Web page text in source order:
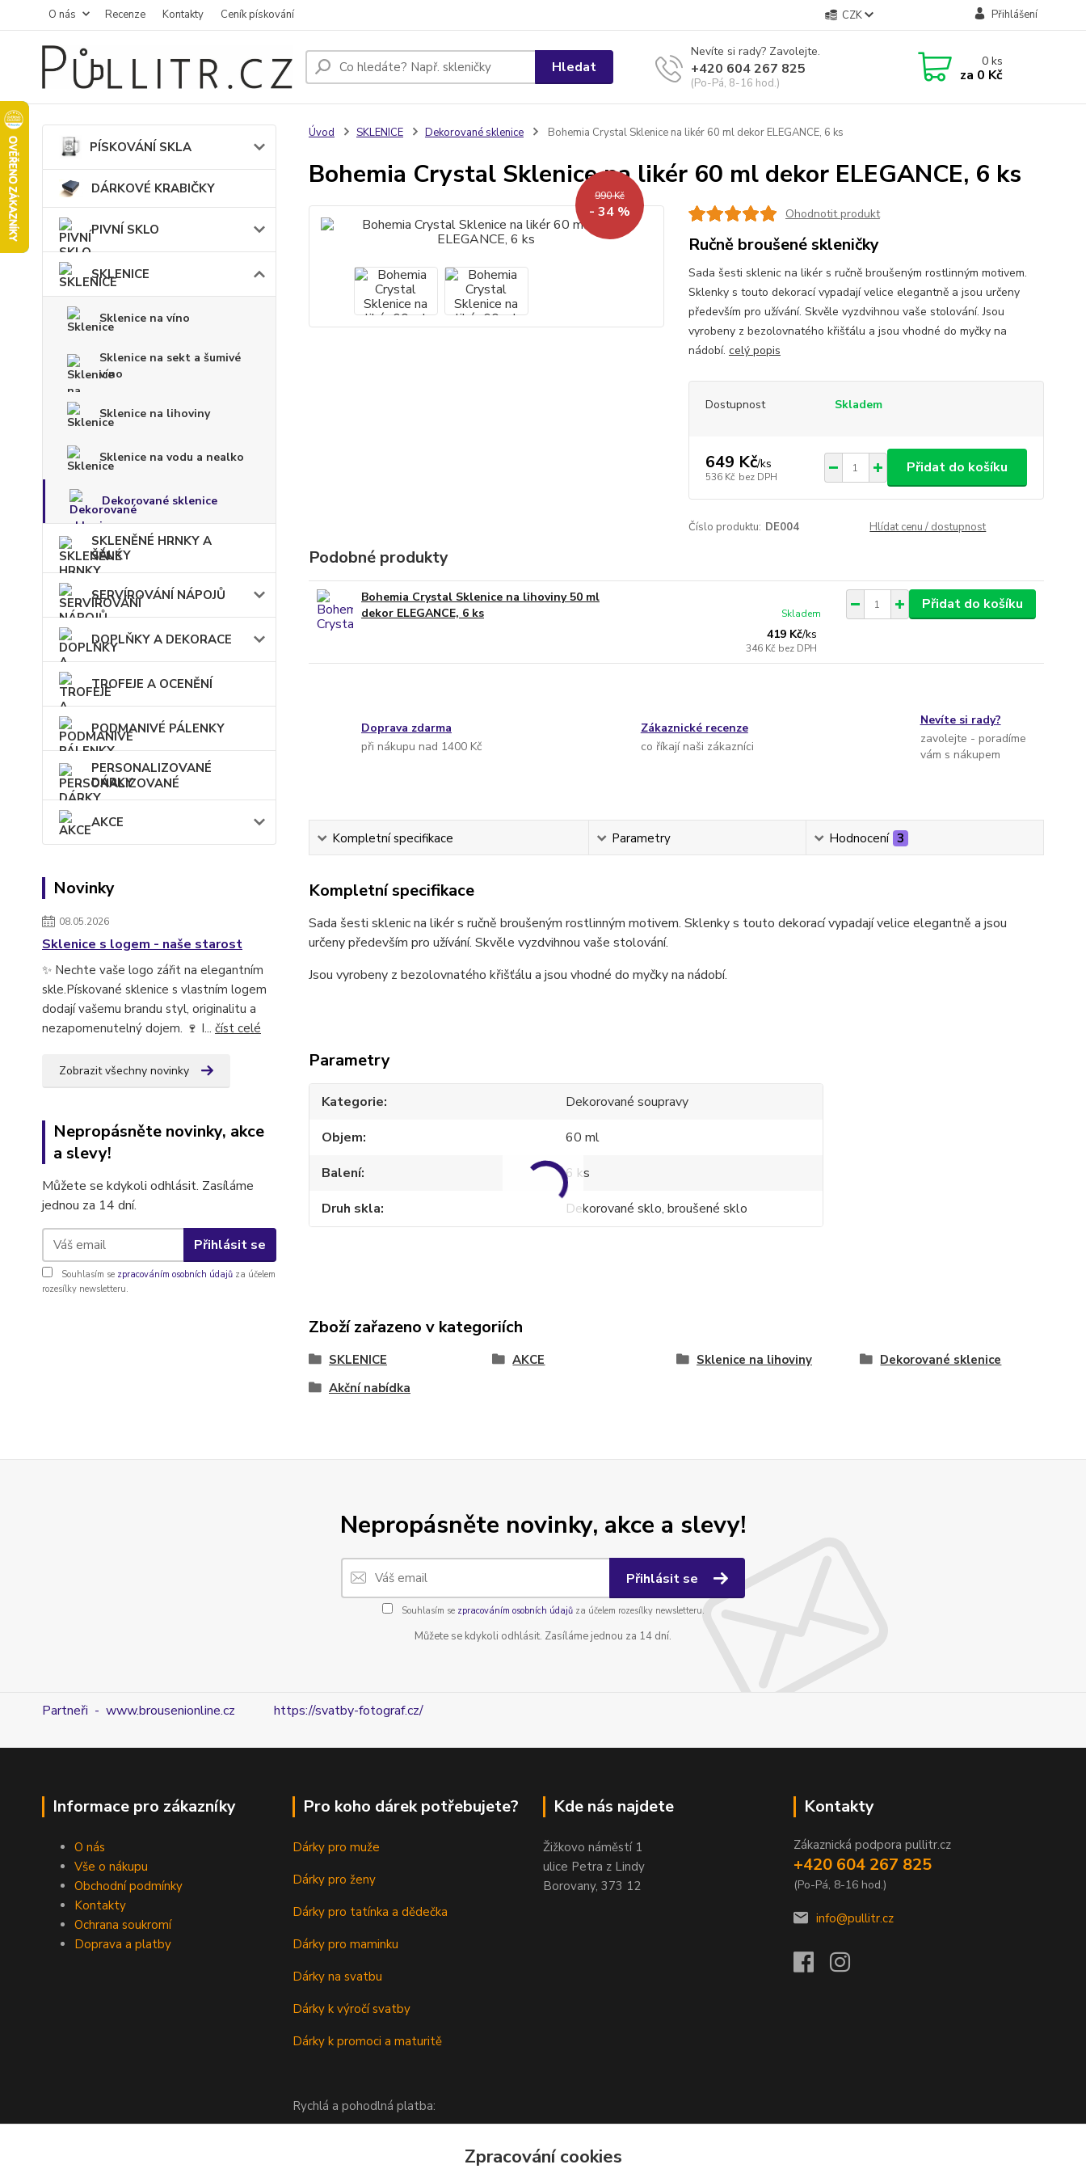
O nás Recenze Kontakty Ceník pískování CZK Přihlášení
Hledat
Nevíte si rady? Zavolejte.
+420 604 267 825
(Po-Pá, 8-16 hod.)
0ks
za 0 Kč
PÍSKOVÁNÍ SKLA
DÁRKOVÉ KRABIČKY
PIVNÍ SKLO
SKLENICE
Sklenice na víno
Sklenice na sekt a šumivé
víno
Sklenice na lihoviny
Sklenice na vodu a nealko
Dekorované sklenice
SKLENĚNÉ HRNKY A
ŠÁLKY
SERVÍROVÁNÍ NÁPOJŮ
DOPLŇKY A DEKORACE
TROFEJE A OCENĚNÍ
PODMANIVÉ PÁLENKY
PERSONALIZOVANÉ
DÁRKY
AKCE
Novinky
08.05.2026
Sklenice s logem - naše starost
✨ Nechte vaše logo zářit na elegantním
skle.Pískované sklenice s vlastním logem
dodají vašemu brandu styl, originalitu a
nezapomenutelný dojem. 🍷 I... číst celé
Zobrazit všechny novinky
Nepropásněte novinky, akce
a slevy!
Můžete se kdykoli odhlásit. Zasíláme
jednou za 14 dní.
Přihlásit se
Souhlasím se zpracováním osobních údajů za účelem
rozesílky newsletteru.
Úvod SKLENICE Dekorované sklenice Bohemia Crystal Sklenice na likér 60 ml dekor ELEGANCE, 6 ks
Bohemia Crystal Sklenice na likér 60 ml dekor ELEGANCE, 6 ks
990 Kč
- 34 % Ohodnotit produkt
Ručně broušené skleničky
Sada šesti sklenic na likér s ručně broušeným rostlinným motivem.
Sklenky s touto dekorací vypadají velice elegantně a jsou určeny
především pro užívání. Skvěle vyzdvihnou vaše stolování. Jsou
vyrobeny z bezolovnatého křišťálu a jsou vhodné do myčky na
nádobí. celý popis
Dostupnost Skladem
649 Kč/ks
536 Kč bez DPH
Přidat do košíku
Číslo produktu: DE004 Hlídat cenu / dostupnost
Podobné produkty
Bohemia Crystal Sklenice na lihoviny 50 ml
dekor ELEGANCE, 6 ks
419 Kč/ks
346 Kč bez DPH
Skladem
Přidat do košíku
Doprava zdarma
při nákupu nad 1400 Kč
Zákaznické recenze
co říkají naši zákazníci
Nevíte si rady?
zavolejte - poradíme
vám s nákupem
Kompletní specifikace Parametry Hodnocení 3
Kompletní specifikace
Sada šesti sklenic na likér s ručně broušeným rostlinným motivem. Sklenky s touto dekorací vypadají velice elegantně a jsou
určeny především pro užívání. Skvěle vyzdvihnou vaše stolování.
Jsou vyrobeny z bezolovnatého křišťálu a jsou vhodné do myčky na nádobí.
Parametry
Kategorie
Dekorované soupravy
Objem
60 ml
Balení
6 ks
Druh skla
Dekorované sklo, broušené sklo
Zboží zařazeno v kategoriích
SKLENICE AKCE Sklenice na lihoviny
Dekorované sklenice
Akční nabídka
Nepropásněte novinky, akce a slevy!
Přihlásit se
Souhlasím se zpracováním osobních údajůza účelem rozesílky newsletteru.
Můžete se kdykoli odhlásit. Zasíláme jednou za 14 dní.
Partneři - www.brousenionline.cz https://svatby-fotograf.cz/
Informace pro zákazníky
O nás
Vše o nákupu
Obchodní podmínky
Kontakty
Ochrana soukromí
Doprava a platby
Pro koho dárek potřebujete?
Dárky pro muže
Dárky pro ženy
Dárky pro tatínka a dědečka
Dárky pro maminku
Dárky na svatbu
Dárky k výročí svatby
Dárky k promoci a maturitě
Rychlá a pohodlná platba:
Kde nás najdete
Žižkovo náměstí 1
ulice Petra z Lindy
Borovany, 373 12
Kontakty
Zákaznická podpora pullitr.cz
+420 604 267 825
(Po-Pá, 8-16 hod.)
info@pullitr.cz
Zpracování cookies